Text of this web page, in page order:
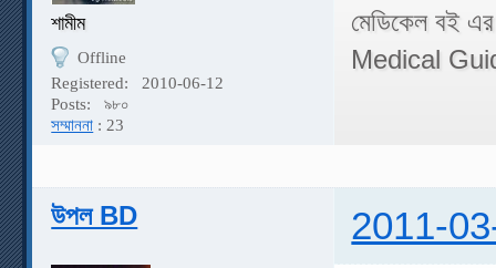
শামীম
Offline
Registered:
2010-06-12
Posts:
৯৮০
সম্মাননা : 23
মেডিকেল বই
Medical
উপল BD 2011-